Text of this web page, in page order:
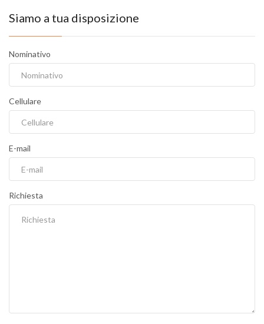
Siamo a tua disposizione
Nominativo
Cellulare
E-mail
Richiesta